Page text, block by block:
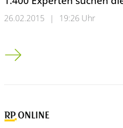
26.02.2015 | 19:26 Uhr
1.400 Experten suchen die neue